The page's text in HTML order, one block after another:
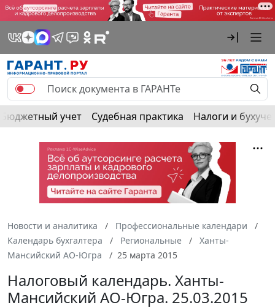
Бюджетный учет Судебная практика Налоги и
Новости и аналитика
Профессиональные календари
Календарь бухгалтера
Региональные
Ханты-
Мансийский АО-Югра
25 марта 2015
Налоговый календарь. Ханты-
Мансийский АО-Югра. 25.03.2015